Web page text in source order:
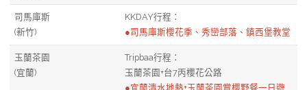
司馬庫斯
(新竹)
KKDAY行程：
●司馬庫斯櫻花季、秀巒部落、鎮西堡教堂
玉蘭茶園
(宜蘭)
Tripbaa行程：
玉蘭茶園+台7丙櫻花公路
●宜蘭清水地熱+玉蘭茶園賞櫻野餐一日遊